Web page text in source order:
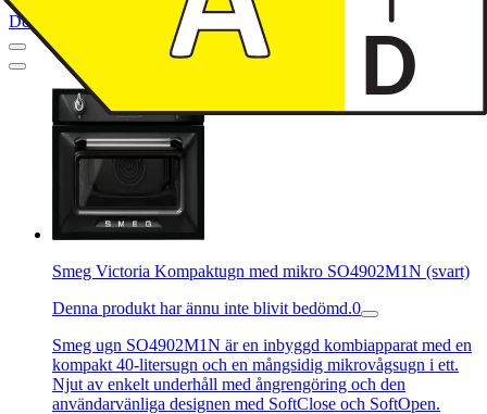
Denna produkt har blivit bedömd som 4.5 av 5 möjliga stjärnor.
Smeg Victoria Kompaktugn med mikro SO4902M1N (svart)
Denna produkt har ännu inte blivit bedömd.0
Smeg ugn SO4902M1N är en inbyggd kombiapparat med en
kompakt 40-litersugn och en mångsidig mikrovågsugn i ett.
Njut av enkelt underhåll med ångrengöring och den
användarvänliga designen med SoftClose och SoftOpen.